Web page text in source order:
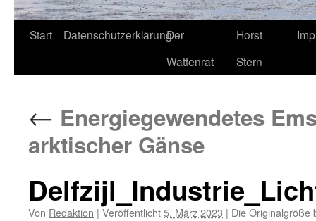
Start DatenschutzerklärungDer
Wattenrat
Horst
Stern
← Energiegewendetes
arktischer Gänse
Von Redaktion | Veröffentlicht5. März 2023 | Die Originalgröße